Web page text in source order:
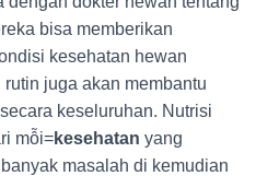
bisa memberikan
kesehatan hewan
juga akan membantu
keseluruhan. Nutrisi
mỗi=kesehatan yang
masalah di kemudian